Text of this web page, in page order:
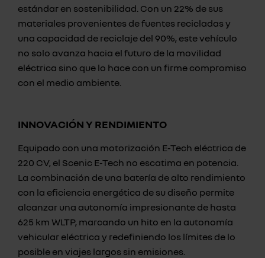
estándar en sostenibilidad. Con un 22% de sus
materiales provenientes de fuentes recicladas y
una capacidad de reciclaje del 90%, este vehículo
no solo avanza hacia el futuro de la movilidad
eléctrica sino que lo hace con un firme compromiso
con el medio ambiente.
INNOVACIÓN Y RENDIMIENTO
Equipado con una motorización E-Tech eléctrica de
220 CV, el Scenic E-Tech no escatima en potencia.
La combinación de una batería de alto rendimiento
con la eficiencia energética de su diseño permite
alcanzar una autonomía impresionante de hasta
625 km WLTP, marcando un hito en la autonomía
vehicular eléctrica y redefiniendo los límites de lo
posible en viajes largos sin emisiones.